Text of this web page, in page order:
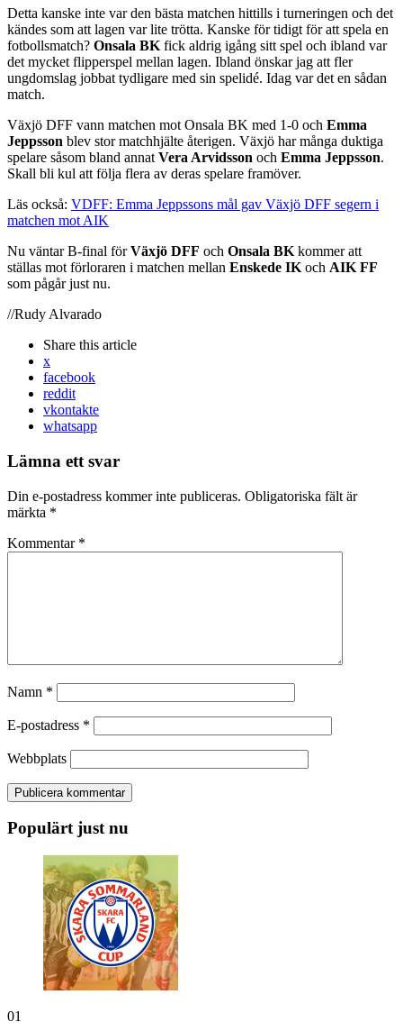
Detta kanske inte var den bästa matchen hittills i turneringen och det
kändes som att lagen var lite trötta. Kanske för tidigt för att spela en
fotbollsmatch? Onsala BK fick aldrig igång sitt spel och ibland var
det mycket flipperspel mellan lagen. Ibland önskar jag att fler
ungdomslag jobbat tydligare med sin spelidé. Idag var det en sådan
match.
Växjö DFF vann matchen mot Onsala BK med 1-0 och Emma
Jeppsson blev stor matchhjälte återigen. Växjö har många duktiga
spelare såsom bland annat Vera Arvidsson och Emma Jeppsson.
Skall bli kul att följa flera av deras spelare framöver.
Läs också: VDFF: Emma Jeppssons mål gav Växjö DFF segern i
matchen mot AIK
Nu väntar B-final förVäxjö DFF och Onsala BK kommer att
ställas mot förloraren i matchen mellan Enskede IK och AIK FF
som pågår just nu.
//Rudy Alvarado
Share this article
x
facebook
reddit
vkontakte
whatsapp
Lämna ett svar
Din e-postadress kommer inte publiceras. Obligatoriska fält är
märkta *
Kommentar *
Namn *
E-postadress *
Webbplats
Populärt just nu
01